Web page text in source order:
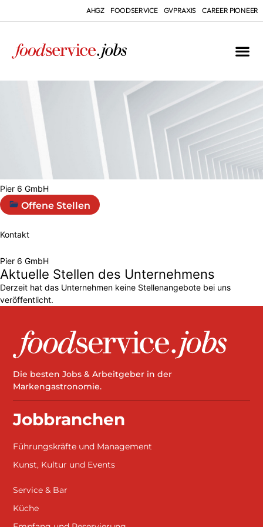
AHGZ FOODSERVICE GVPRAXIS CAREER PIONEER
Pier 6 GmbH
Offene Stellen
Kontakt
Pier 6 GmbH
Aktuelle Stellen des Unternehmens
Derzeit hat das Unternehmen keine Stellenangebote bei uns
veröffentlicht.
Die besten Jobs & Arbeitgeber in der
Markengastronomie.
Jobbranchen
Führungskräfte und Management
Kunst, Kultur und Events
Service & Bar
Küche